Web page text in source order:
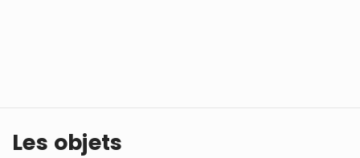
Les objets